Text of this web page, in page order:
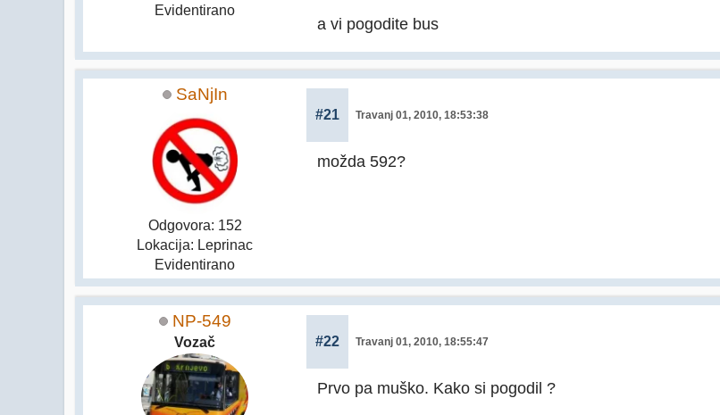
Evidentirano
a vi pogodite bus
SaNjIn
Odgovora: 152
Lokacija: Leprinac
Evidentirano
#21 Travanj 01, 2010, 18:53:38
možda 592?
NP-549
Vozač #22 Travanj 01, 2010, 18:55:47
Prvo pa muško. Kako si pogodil ?